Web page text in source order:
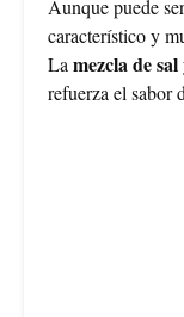
Aunque puede
característico y
Lamezcla de
refuerza el sabor